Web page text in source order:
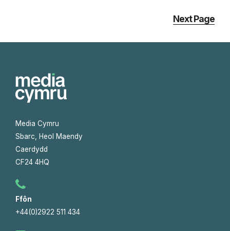
Next Page
Media Cymru
Sbarc, Heol Maendy
Caerdydd
CF24 4HQ
Ffôn
+44(0)2922 511 434